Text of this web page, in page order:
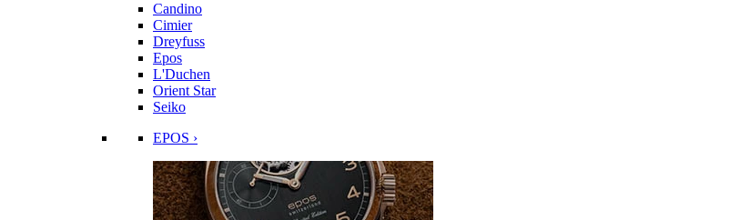
Candino
Cimier
Dreyfuss
Epos
L'Duchen
Orient Star
Seiko
EPOS ›